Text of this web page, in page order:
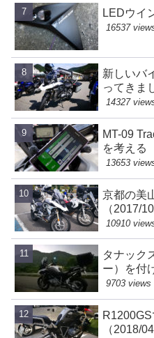
LEDウイ
16537
新しいバ
ってきま
14327
MT-09
を考える
13653
京都の美
（2017/
10910
タナック
ー）を付
9703 views
（2018/